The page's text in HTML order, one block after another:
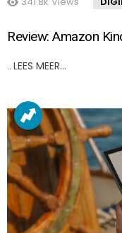
Review: Amazon
LEES MEER…